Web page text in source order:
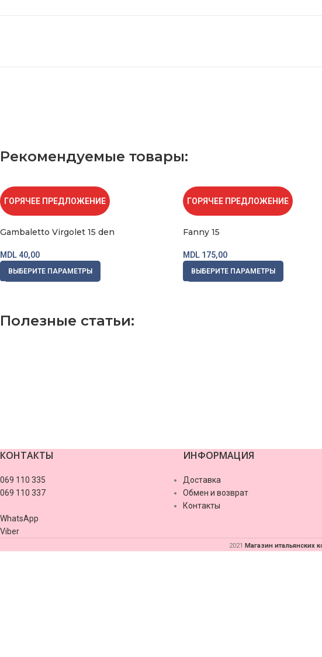
Рекомендуемые товары:
ГОРЯЧЕЕ ПРЕДЛОЖЕНИЕ
Gambaletto Virgolet 15 den
MDL 40,00
ВЫБЕРИТЕ ПАРАМЕТРЫ
ГОРЯЧЕЕ ПРЕДЛОЖЕНИЕ
Fanny 15
MDL 175,00
ВЫБЕРИТЕ ПАРАМЕТРЫ
Полезные статьи:
valor casino
КОНТАКТЫ
069 110 335
069 110 337
WhatsApp
Viber
ИНФОРМАЦИЯ
Доставка
Обмен и возврат
Контакты
2021 Магазин итальянских